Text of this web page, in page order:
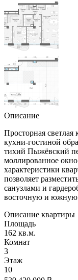
Описание
Просторная
кухни-гостиной
тихий Пыжёвский
моллированное
характеристики
позволяет
санузлами и
восточную и южную
Описание квартиры
Площадь
162 кв.м.
Комнат
3
Этаж
10